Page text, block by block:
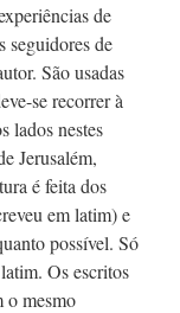
de
seguidores de
São usadas
serecorrer à
lados nestes
Jerusalém,
é feita dos
em latim) e
possível. Só
Os escritos
o mesmo